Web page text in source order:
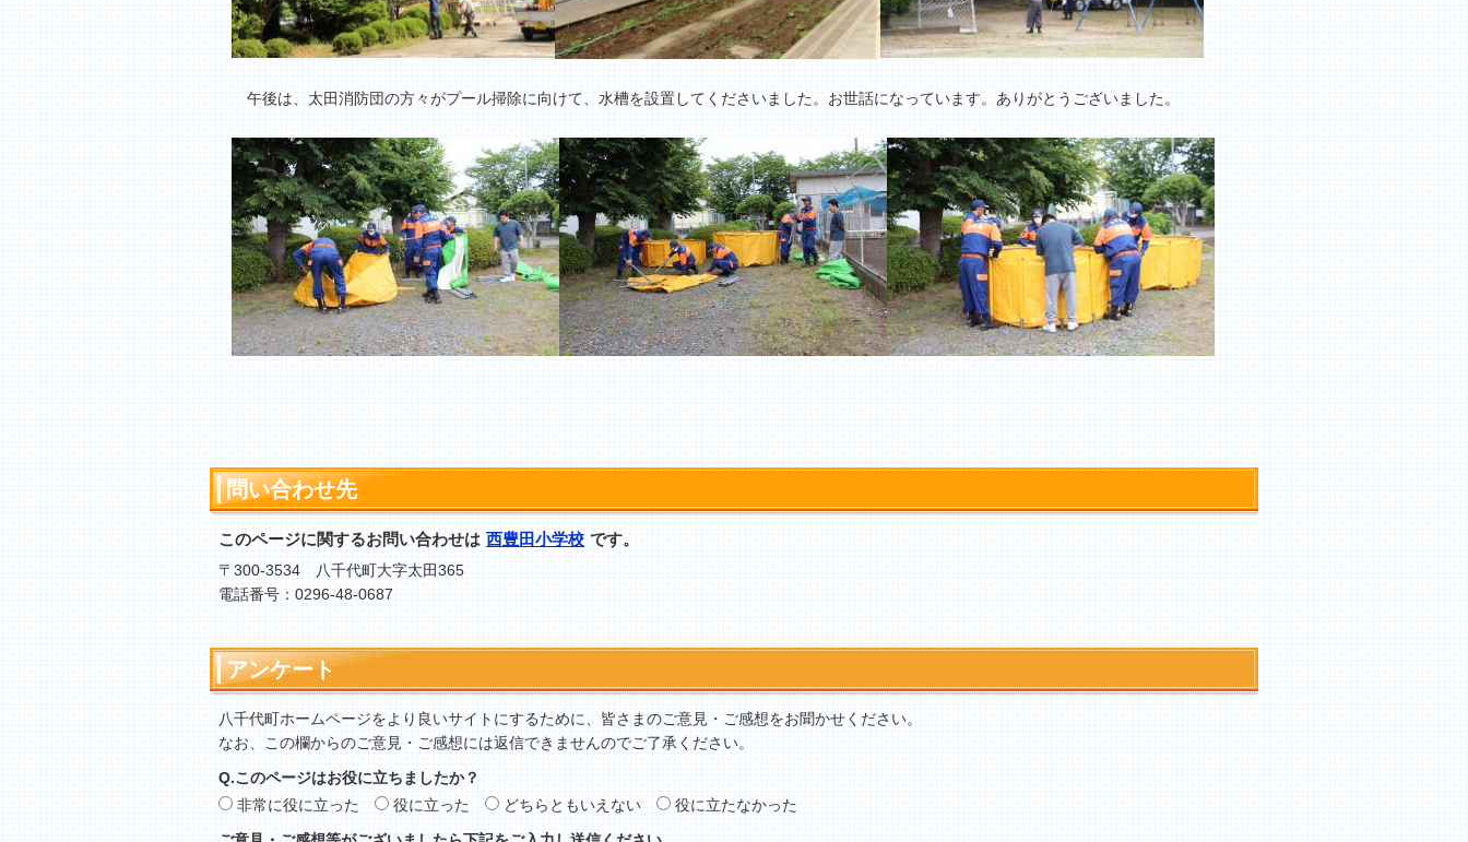
午後は、太田消防団の方々がプール掃除に向けて、水槽を設置してくださいました。お世話になっています。ありがとうございました。
問い合わせ先
このページに関するお問い合わせは 西豊田小学校 です。
〒300-3534 八千代町大字太田365
電話番号：0296-48-0687
アンケート
八千代町ホームページをより良いサイトにするために、皆さまのご意見・ご感想をお聞かせください。
なお、この欄からのご意見・ご感想には返信できませんのでご了承ください。
Q.このページはお役に立ちましたか？
非常に役に立った
役に立った どちらともいえない
役に立たなかった